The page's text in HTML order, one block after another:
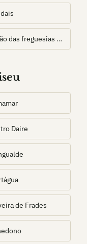
União das freguesias de Alhões, Bustelo, Gralheira e Ramires
Daire
de Frades